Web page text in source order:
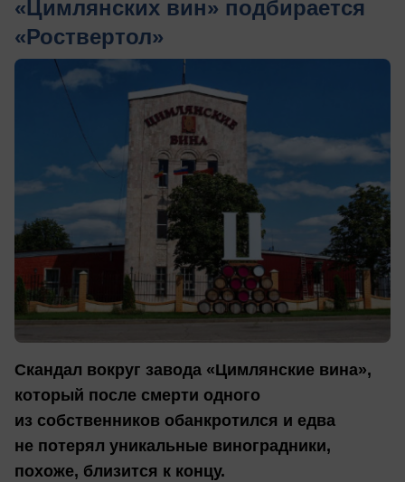
«Цимлянских вин» подбирается
«Роствертол»
Скандал вокруг завода «Цимлянские вина»,
который после смерти одного
из собственников обанкротился и едва
не потерял уникальные виноградники,
похоже, близится к концу.